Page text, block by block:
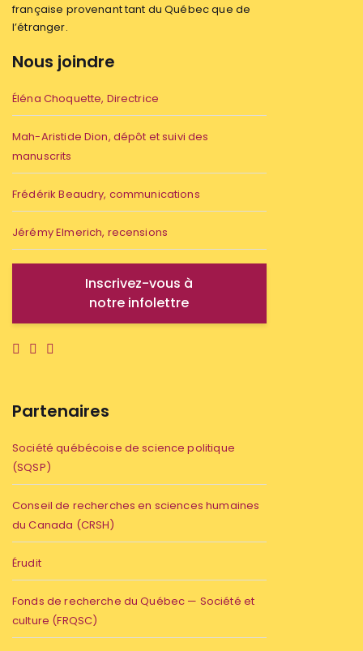
française provenant tant du Québec que de
l’étranger.
Nous joindre
Éléna Choquette, Directrice
Mah-Aristide Dion, dépôt et suivi des
manuscrits
Frédérik Beaudry, communications
Jérémy Elmerich, recensions
Inscrivez-vous à
notre infolettre
Partenaires
Société québécoise de science politique
(SQSP)
Conseil de recherches en sciences humaines
du Canada (CRSH)
Érudit
Fonds de recherche du Québec — Société et
culture (FRQSC)